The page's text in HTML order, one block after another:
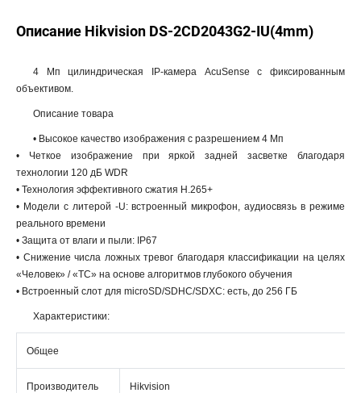
Описание Hikvision DS-2CD2043G2-IU(4mm)
4 Мп цилиндрическая IP-камера AcuSense с фиксированным
объективом.
Описание товара
• Высокое качество изображения с разрешением 4 Мп
• Четкое изображение при яркой задней засветке благодаря
технологии 120 дБ WDR
• Технология эффективного сжатия H.265+
• Модели с литерой -U: встроенный микрофон, аудиосвязь в режиме
реального времени
• Защита от влаги и пыли: IP67
• Снижение числа ложных тревог благодаря классификации на целях
«Человек» / «ТС» на основе алгоритмов глубокого обучения
• Встроенный слот для microSD/SDHC/SDXC: есть, до 256 ГБ
Характеристики:
Общее
Производитель Hikvision